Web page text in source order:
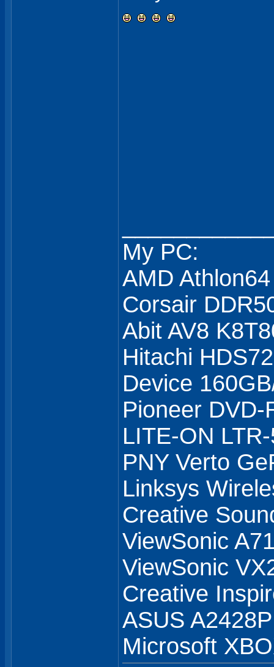
My PC:
AMD
Corsair
Abit AV8
Hitachi
Device
Pioneer DVD-
LITE-ON
PNY Verto
Linksys
Creative
ViewSonic
ViewSonic
Creative
ASUS
Microsoft